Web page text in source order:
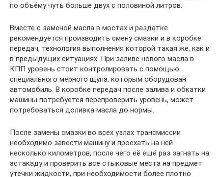
по объёму чуть больше двух с половиной литров.
Вместе с заменой масла в мостах и раздатке
рекомендуется производить смену смазки и в коробке
передач, технология выполнения которой такая же, как и
в предыдущих ситуациях. При заливе нового масла в
КПП уровень стоит контролировать с помощью
специального мерного щупа, которым оборудован
автомобиль. В коробке передач после залива и обкатки
машины потребуется перепроверить уровень, может
потребоваться доливка масла до нормы.
После замены смазки во всех узлах трансмиссии
необходимо завести машину и проехать на ней
несколько километров, после чего её ещё раз загнать на
эстакаду и проверить все стыковые места на предмет
утечки жидкости, при необходимости более плотно